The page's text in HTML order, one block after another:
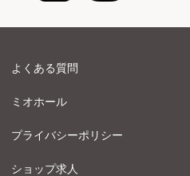
よくある質問
ミオホール
プライバシーポリシー
ショップ求人